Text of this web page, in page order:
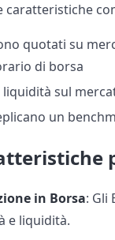
caratteristiche
quotati su
di borsa
liquidità sul
un
in Borsa: Gli
e liquidità.